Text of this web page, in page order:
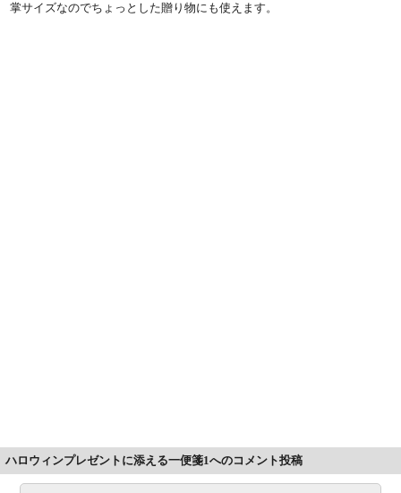
掌サイズなのでちょっとした贈り物にも使えます。
ハロウィンプレゼントに添える一便箋1へのコメント投稿